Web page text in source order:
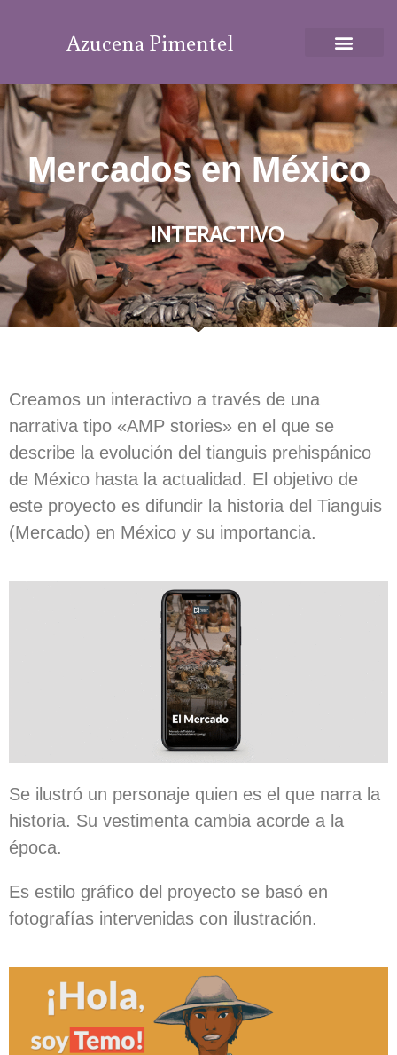
Azucena Pimentel
Mercados en México
INTERACTIVO
Creamos un interactivo a través de una
narrativa tipo «AMP stories» en el que se
describe la evolución del tianguis prehispánico
de México hasta la actualidad. El objetivo de
este proyecto es difundir la historia del Tianguis
(Mercado) en México y su importancia.
Se ilustró un personaje quien es el que narra la
historia. Su vestimenta cambia acorde a la
época.
Es estilo gráfico del proyecto se basó en
fotografías intervenidas con ilustración.